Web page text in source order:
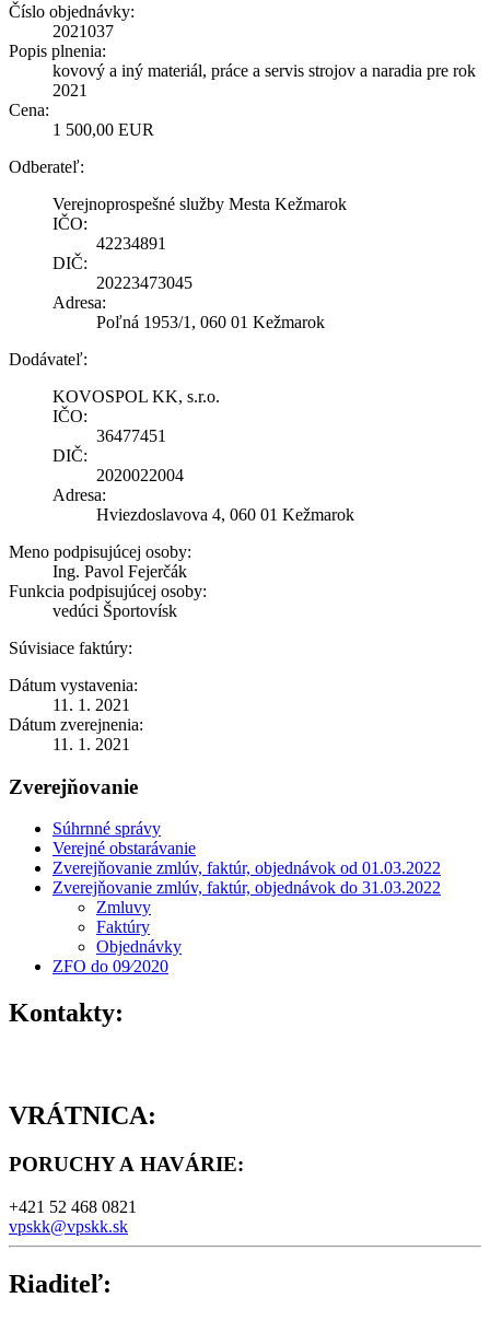
Číslo objednávky:
2021037
Popis plnenia:
kovový a iný materiál, práce a servis strojov a naradia pre rok
2021
Cena:
1 500,00 EUR
Odberateľ:
Verejnoprospešné služby Mesta Kežmarok
IČO:
42234891
DIČ:
20223473045
Adresa:
Poľná 1953/1, 060 01 Kežmarok
Dodávateľ:
KOVOSPOL KK, s.r.o.
IČO:
36477451
DIČ:
2020022004
Adresa:
Hviezdoslavova 4, 060 01 Kežmarok
Meno podpisujúcej osoby:
Ing. Pavol Fejerčák
Funkcia podpisujúcej osoby:
vedúci Športovísk
Súvisiace faktúry:
Dátum vystavenia:
11. 1. 2021
Dátum zverejnenia:
11. 1. 2021
Zverejňovanie
Súhrnné správy
Verejné obstarávanie
Zverejňovanie zmlúv, faktúr, objednávok od 01.03.2022
Zverejňovanie zmlúv, faktúr, objednávok do 31.03.2022
Zmluvy
Faktúry
Objednávky
ZFO do 09⁄2020
Kontakty:
VRÁTNICA:
PORUCHY A HAVÁRIE:
+421 52 468 0821
vpskk@vpskk.sk
Riaditeľ: